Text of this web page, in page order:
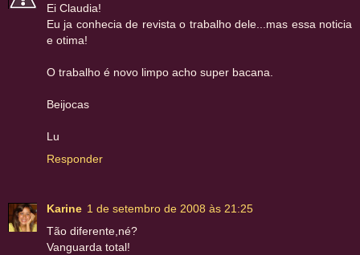
Ei Claudia!
Eu ja conhecia de revista o trabalho dele...mas essa noticia
e otima!
O trabalho é novo limpo acho super bacana.
Beijocas
Lu
Responder
Karine 1 de setembro de 2008 às 21:25
Tão diferente,né?
Vanguarda total!